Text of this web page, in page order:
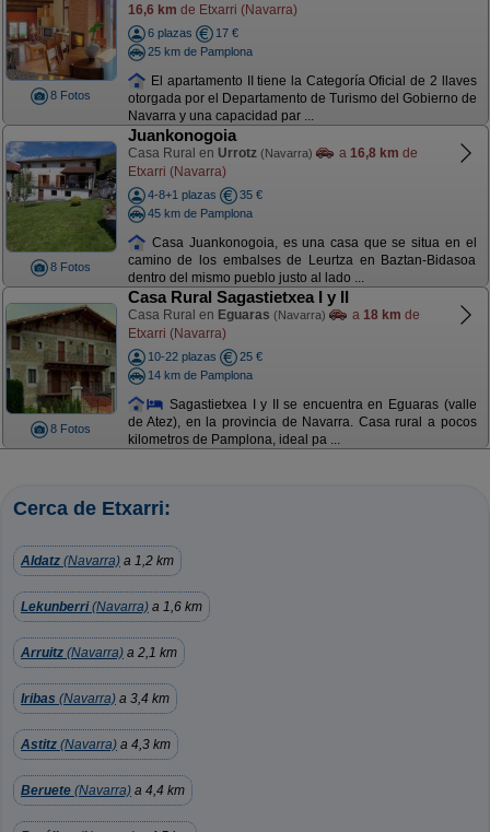
8 Fotos
16,6 km de Etxarri (Navarra)
6 plazas
17 €
25 km de Pamplona
El apartamento II tiene la Categoría Oficial de 2 llaves
otorgada por el Departamento de Turismo del Gobierno de
Navarra y una capacidad par ...
8 Fotos
Juankonogoia
Casa Rural en Urrotz (Navarra) a 16,8 km de
Etxarri (Navarra)
4-8+1 plazas
35 €
45 km de Pamplona
Casa Juankonogoia, es una casa que se situa en el
camino de los embalses de Leurtza en Baztan-Bidasoa
dentro del mismo pueblo justo al lado ...
8 Fotos
Casa Rural Sagastietxea I y II
Casa Rural en Eguaras (Navarra) a 18 km de
Etxarri (Navarra)
10-22 plazas
25 €
14 km de Pamplona
Sagastietxea I y II se encuentra en Eguaras (valle
de Atez), en la provincia de Navarra. Casa rural a pocos
kilometros de Pamplona, ideal pa ...
Cerca de Etxarri:
Aldatz (Navarra) a 1,2 km
Lekunberri(Navarra) a 1,6 km
Arruitz (Navarra) a 2,1 km
Iribas (Navarra) a 3,4 km
Astitz (Navarra) a 4,3 km
Beruete (Navarra) a 4,4 km